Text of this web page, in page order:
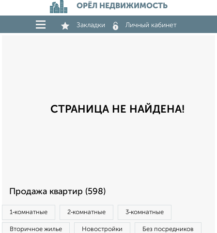
ОРЁЛ НЕДВИЖИМОСТЬ
Закладки Личный кабинет
СТРАНИЦА НЕ НАЙДЕНА!
Продажа квартир (598)
1‑комнатные 2‑комнатные 3‑комнатные
Вторичное жилье Новостройки Без посредников